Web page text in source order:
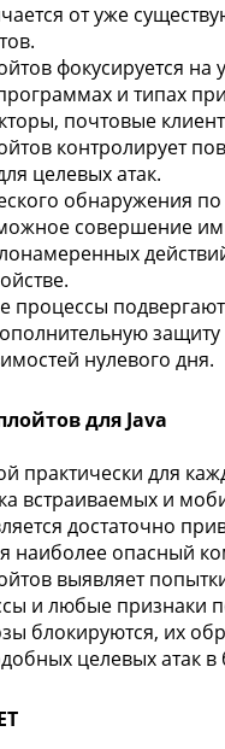
от уже
фокусируется
и типах
почтовые
контролирует
целевых атак.
обнаружения
совершение им
процессы
нулевого дня.
для Java
практически для
встраиваемых и
достаточно
наиболее опасный
выявляет
и любые признаки
блокируются, их
целевых атак